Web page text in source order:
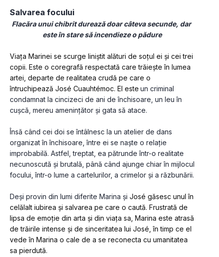
Salvarea focului
Flacăra unui chibrit durează doar câteva secunde, dar
este în stare să incendieze o pădure
Viața Marinei se scurge liniștit alături de soțul ei și cei trei
copii. Este o coregrafă respectată care trăiește în lumea
artei, departe de realitatea crudă pe care o
întruchipează José Cuauhtémoc. El este un criminal
condamnat la cincizeci de ani de închisoare, un leu în
cușcă, mereu amenințător și gata să atace.
Însă când cei doi se întâlnesc la un atelier de dans
organizat în închisoare, între ei se naște o relație
improbabilă. Astfel, treptat, ea pătrunde într-o realitate
necunoscută și brutală, până când ajunge chiar în mijlocul
Deși provin din lumi diferite Marina și José găsesc unul în
celălalt iubirea și salvarea pe care o caută. Frustrată de
lipsa de emoție din arta și din viața sa, Marina este atrasă
de trăirile intense și de sinceritatea lui José, în timp ce el
vede în Marina o cale de a se reconecta cu umanitatea
sa pierdută.